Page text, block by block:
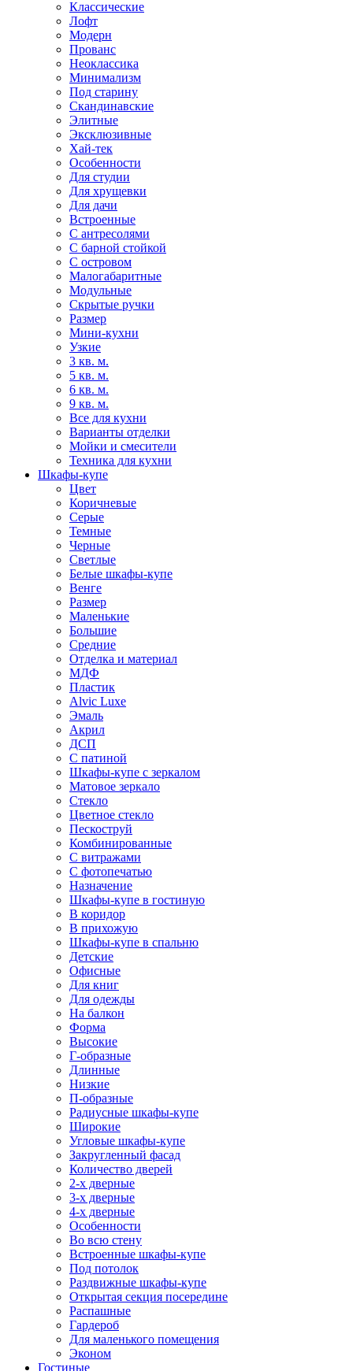
Классические
Лофт
Модерн
Прованс
Неоклассика
Минимализм
Под старину
Скандинавские
Элитные
Эксклюзивные
Хай-тек
Особенности
Для студии
Для хрущевки
Для дачи
Встроенные
С антресолями
С барной стойкой
С островом
Малогабаритные
Модульные
Скрытые ручки
Размер
Мини-кухни
Узкие
3 кв. м.
5 кв. м.
6 кв. м.
9 кв. м.
Все для кухни
Варианты отделки
Мойки и смесители
Техника для кухни
Шкафы-купе
Цвет
Коричневые
Серые
Темные
Черные
Светлые
Белые шкафы-купе
Венге
Размер
Маленькие
Большие
Средние
Отделка и материал
МДФ
Пластик
Alvic Luxe
Эмаль
Акрил
ДСП
С патиной
Шкафы-купе с зеркалом
Матовое зеркало
Стекло
Цветное стекло
Пескоструй
Комбинированные
С витражами
С фотопечатью
Назначение
Шкафы-купе в гостиную
В коридор
В прихожую
Шкафы-купе в спальню
Детские
Офисные
Для книг
Для одежды
На балкон
Форма
Высокие
Г-образные
Длинные
Низкие
П-образные
Радиусные шкафы-купе
Широкие
Угловые шкафы-купе
Закругленный фасад
Количество дверей
2-х дверные
3-х дверные
4-х дверные
Особенности
Во всю стену
Встроенные шкафы-купе
Под потолок
Раздвижные шкафы-купе
Открытая секция посередине
Распашные
Гардероб
Для маленького помещения
Эконом
Гостиные